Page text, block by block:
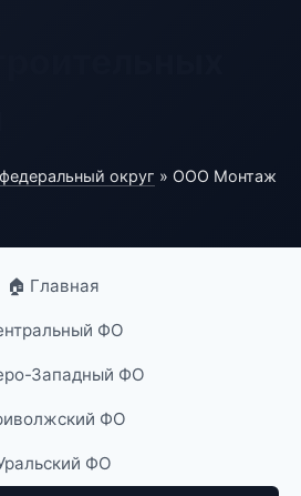
округ » ООО Монтаж
🏠 Главная
ФО
Западный ФО
ФО
ФО